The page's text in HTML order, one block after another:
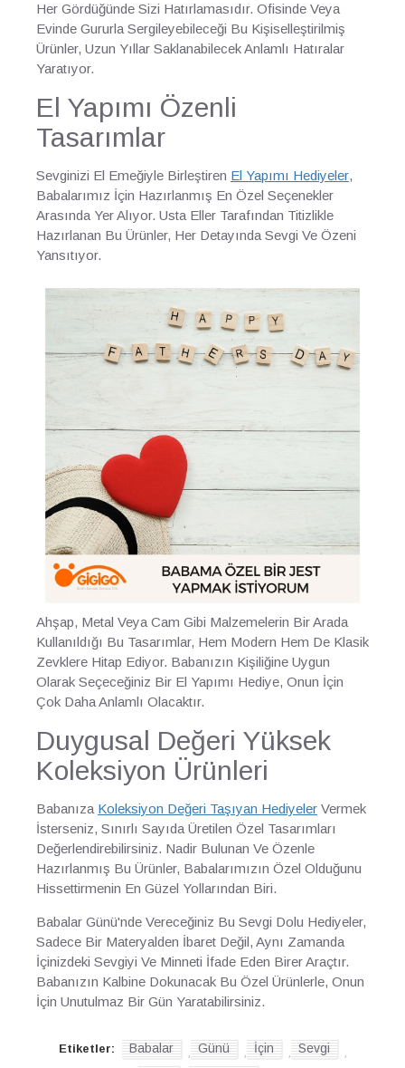
Her Gördüğünde Sizi Hatırlamasıdır. Ofisinde Veya
Evinde Gururla Sergileyebileceği Bu Kişiselleştirilmiş
Ürünler, Uzun Yıllar Saklanabilecek Anlamlı Hatıralar
Yaratıyor.
El Yapımı Özenli
Tasarımlar
Sevginizi El Emeğiyle Birleştiren El Yapımı Hediyeler,
Babalarımız İçin Hazırlanmış En Özel Seçenekler
Arasında Yer Alıyor. Usta Eller Tarafından Titizlikle
Hazırlanan Bu Ürünler, Her Detayında Sevgi Ve Özeni
Yansıtıyor.
Ahşap, Metal Veya Cam Gibi Malzemelerin Bir Arada
Kullanıldığı Bu Tasarımlar, Hem Modern Hem De Klasik
Zevklere Hitap Ediyor. Babanızın Kişiliğine Uygun
Olarak Seçeceğiniz Bir El Yapımı Hediye, Onun İçin
Çok Daha Anlamlı Olacaktır.
Duygusal Değeri Yüksek
Koleksiyon Ürünleri
Babanıza Koleksiyon Değeri Taşıyan Hediyeler Vermek
İsterseniz, Sınırlı Sayıda Üretilen Özel Tasarımları
Değerlendirebilirsiniz. Nadir Bulunan Ve Özenle
Hazırlanmış Bu Ürünler, Babalarımızın Özel Olduğunu
Hissettirmenin En Güzel Yollarından Biri.
Babalar Günü'nde Vereceğiniz Bu Sevgi Dolu Hediyeler,
Sadece Bir Materyalden İbaret Değil, Aynı Zamanda
İçinizdeki Sevgiyi Ve Minneti İfade Eden Birer Araçtır.
Babanızın Kalbine Dokunacak Bu Özel Ürünlerle, Onun
İçin Unutulmaz Bir Gün Yaratabilirsiniz.
Etiketler: Babalar Günü İçin Sevgi